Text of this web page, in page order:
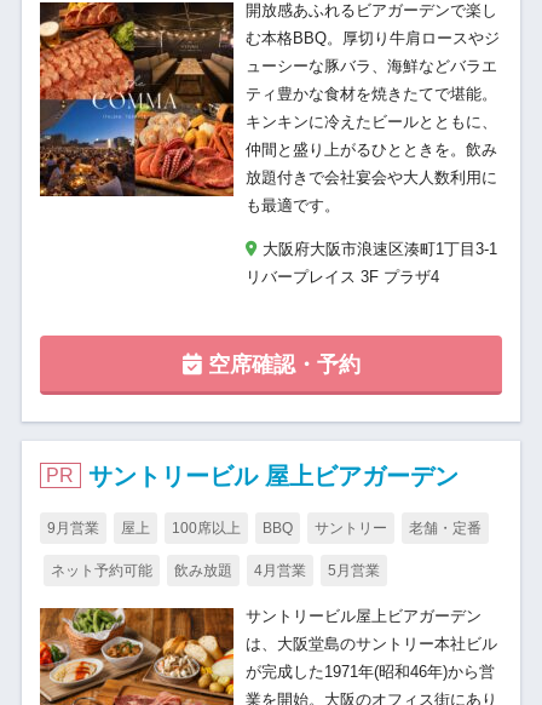
開放感あふれるビアガーデンで楽し
む本格BBQ。厚切り牛肩ロースやジ
ューシーな豚バラ、海鮮などバラエ
ティ豊かな食材を焼きたてで堪能。
キンキンに冷えたビールとともに、
仲間と盛り上がるひとときを。飲み
放題付きで会社宴会や大人数利用に
も最適です。
大阪府大阪市浪速区湊町1丁目3-1
リバープレイス 3F プラザ4
空席確認・予約
PR サントリービル 屋上ビアガーデン
9月営業 屋上 100席以上 BBQ サントリー 老舗・定番
ネット予約可能 飲み放題 4月営業 5月営業
サントリービル屋上ビアガーデン
は、大阪堂島のサントリー本社ビル
が完成した1971年(昭和46年)から営
業を開始。大阪のオフィス街にあり